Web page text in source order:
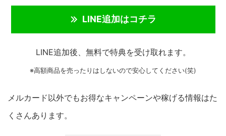
LINE追加はコチラ
LINE追加後、無料で特典を受け取れます。
※高額商品を売ったりはしないので安心してください(笑)
メルカード以外でもお得なキャンペーンや稼げる情報はた
くさんあります。